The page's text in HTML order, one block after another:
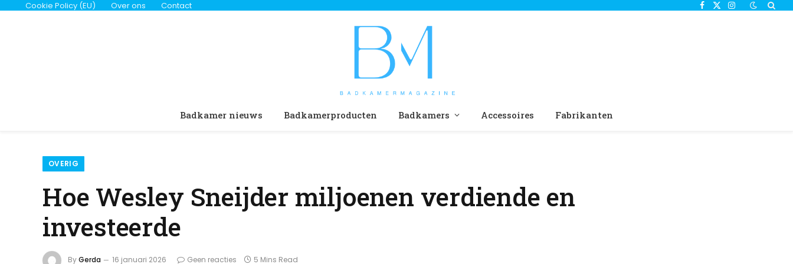
Cookie Policy (EU) Over ons Contact Facebook
X
Instagram
Badkamer nieuws Badkamerproducten Badkamers Accessoires Fabrikanten
OVERIG
Hoe Wesley Sneijder miljoenen verdiende en
investeerde
ByGerda 16 januari 2026 Geen reacties 5 Mins Read